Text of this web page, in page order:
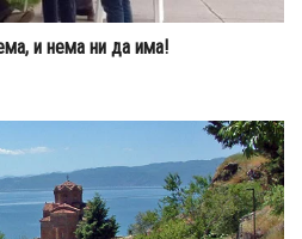
и нема ни да има!